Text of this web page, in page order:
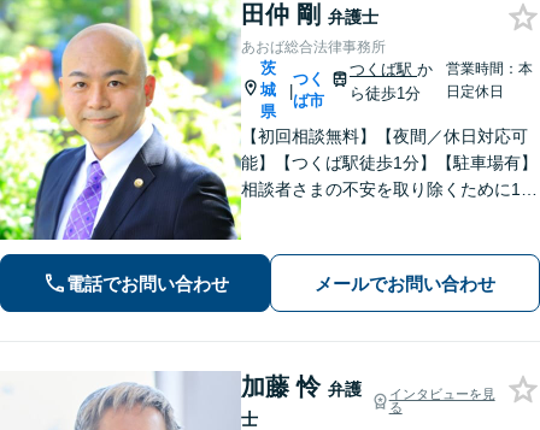
田仲 剛 弁護士
あおば総合法律事務所
茨
城
県
|
つく
ば市
つくば駅か
ら徒歩1分
営業時間：本
日定休日
【初回相談無料】【夜間／休日対応可
能】【つくば駅徒歩1分】【駐車場有】
相談者さまの不安を取り除くために1件
することを心がけています。まずはお
気軽にお問い合わせください。
電話でお問い合わせ メールでお問い合わせ
加藤 怜 弁護
士
インタビューを見
る